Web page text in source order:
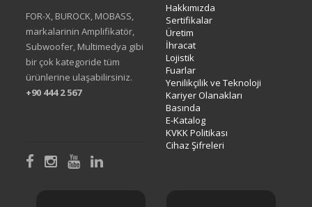
FOR-X, BUROCK, MOBASS,
markalarinin Amplifikatör,
Subwoofer, Multimedya gibi
bir çok kategoride tüm
ürünlerine ulaşabilirsiniz.
+90 444 2 567
Hakkımızda
Sertifikalar
Üretim
İhracat
Lojistik
Fuarlar
Yenilikçilik ve Teknoloji
Kariyer Olanakları
Basında
E-Katalog
KVKK Politikası
Cihaz Şifreleri